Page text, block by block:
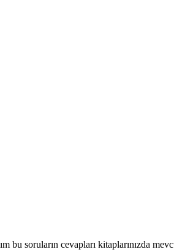
bu soruların cevapları kitaplarınızda